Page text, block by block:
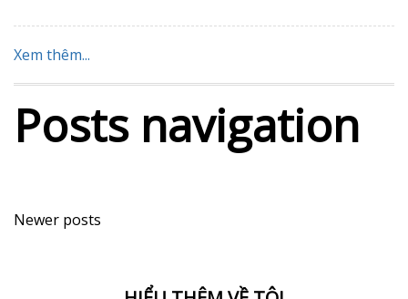
Xem thêm...
Posts navigation
Newer posts